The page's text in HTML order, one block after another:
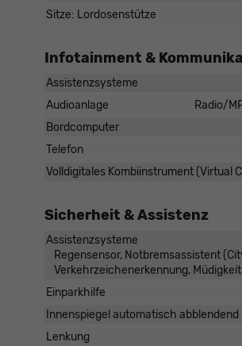
Sitze: Lordosenstütze
Infotainment &
Assistenzsysteme
Audioanlage
Radio/
Bordcomputer
Telefon
Volldigitales Kombiinstrument (Virtual
Sicherheit & Assistenz
Assistenzsysteme
Regensensor, Notbremsassistent
Verkehrzeichenerkennung,
Einparkhilfe
Innenspiegel automatisch abblendend
Lenkung